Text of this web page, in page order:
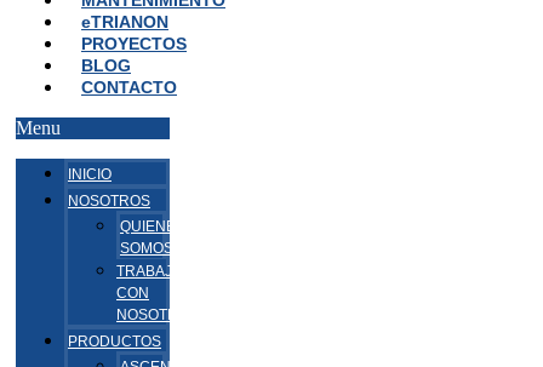
eTRIANON
PROYECTOS
BLOG
CONTACTO
Menu
INICIO
NOSOTROS
QUIENES
SOMOS
TRABAJA
CON
NOSOTROS
PRODUCTOS